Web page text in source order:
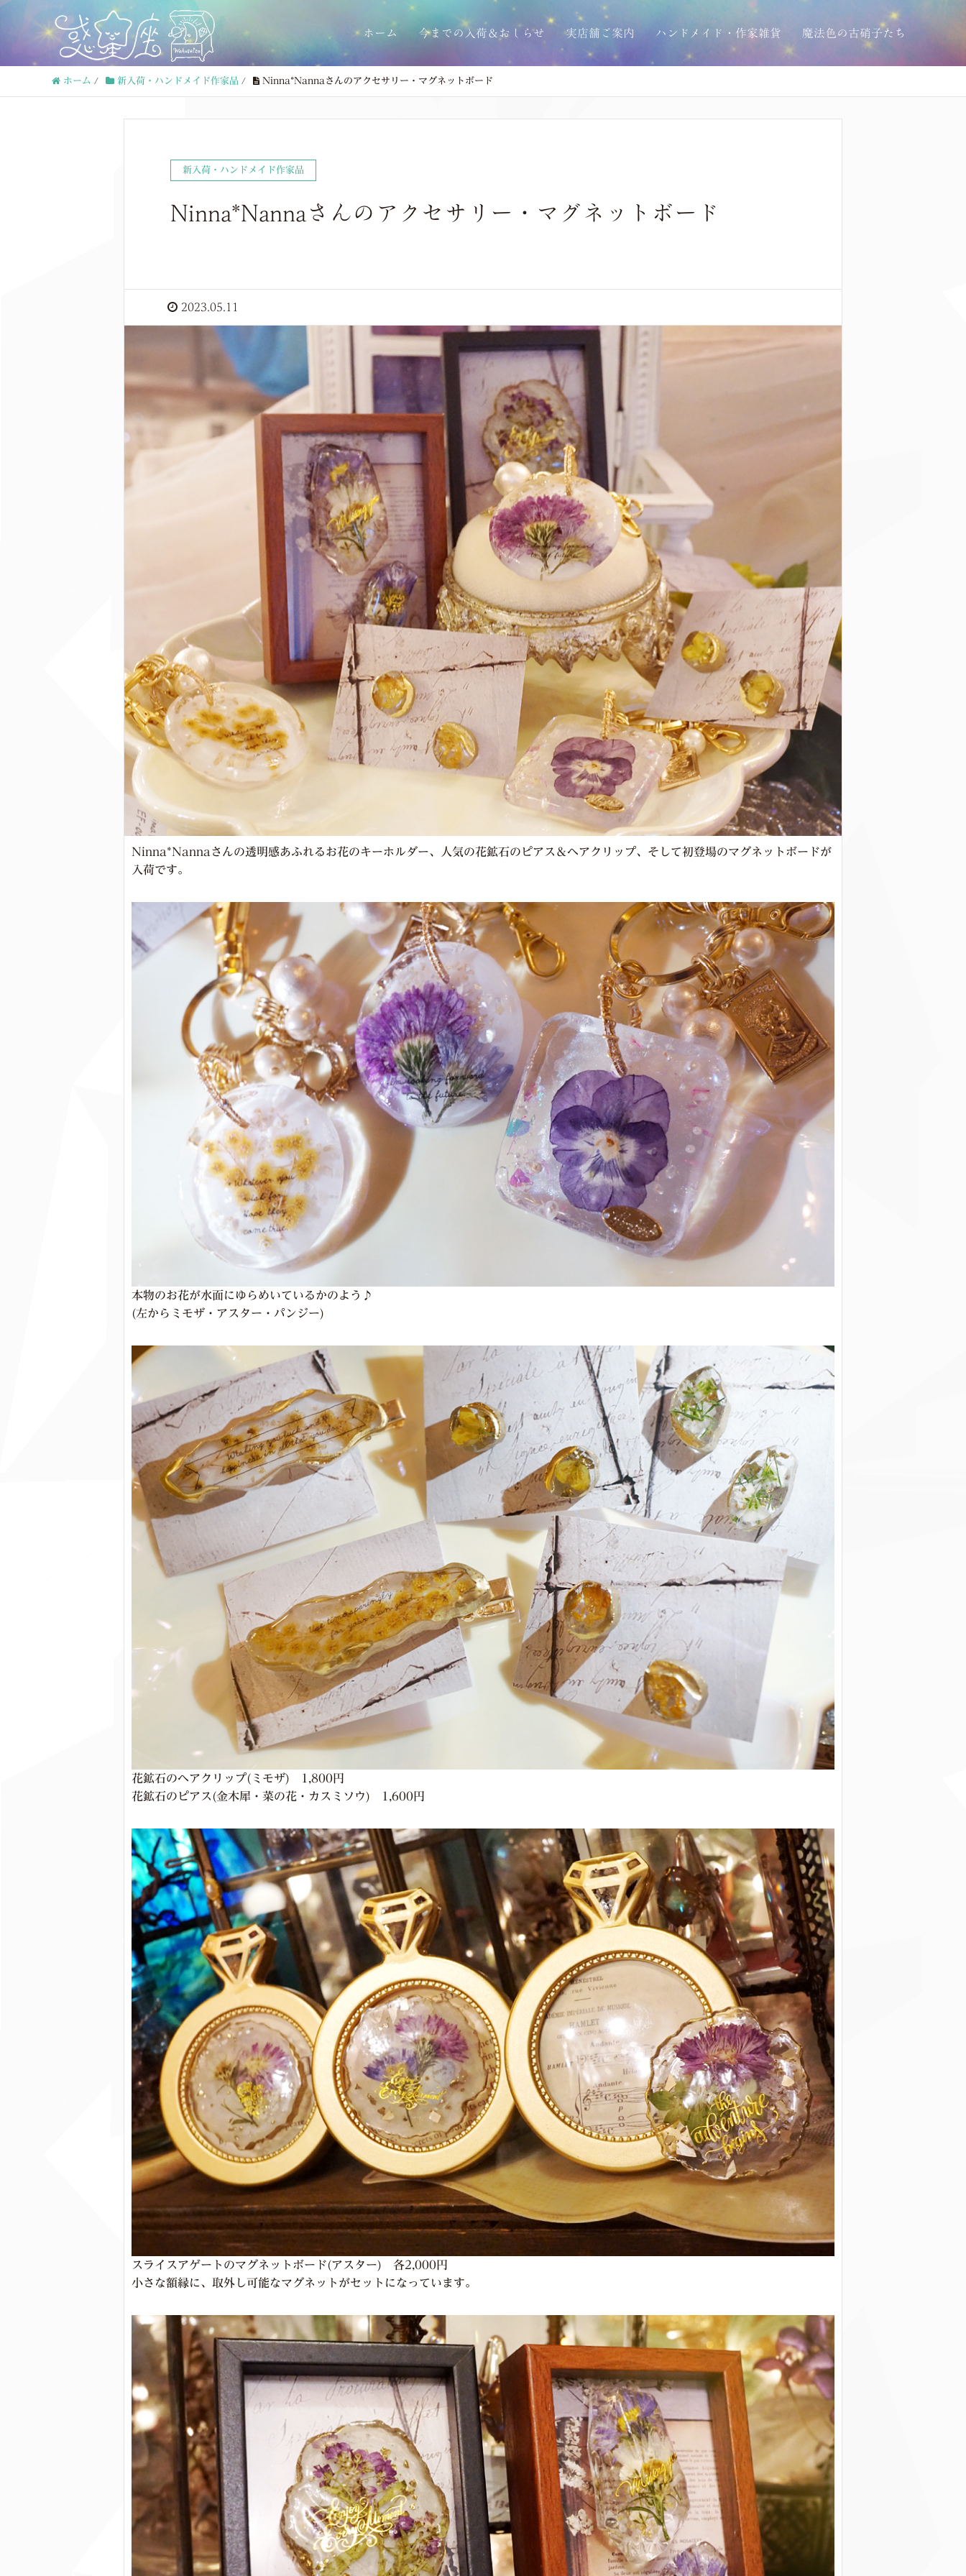
ホーム 今までの入荷＆おしらせ 実店舗ご案内 ハンドメイド・作家雑貨 魔法色の古硝子たち
ホーム / 新入荷・ハンドメイド作家品 / Ninna*Nannaさんのアクセサリー・マグネットボード
新入荷・ハンドメイド作家品
Ninna*Nannaさんのアクセサリー・マグネットボード
2023.05.11
Ninna*Nannaさんの透明感あふれるお花のキーホルダー、人気の花鉱石のピアス＆ヘアクリップ、そして初登場のマグネットボードが
入荷です。
本物のお花が水面にゆらめいているかのよう♪
(左からミモザ・アスター・パンジー)
花鉱石のヘアクリップ(ミモザ) 1,800円
花鉱石のピアス(金木犀・菜の花・カスミソウ) 1,600円
スライスアゲートのマグネットボード(アスター) 各2,000円
小さな額縁に、取外し可能なマグネットがセットになっています。